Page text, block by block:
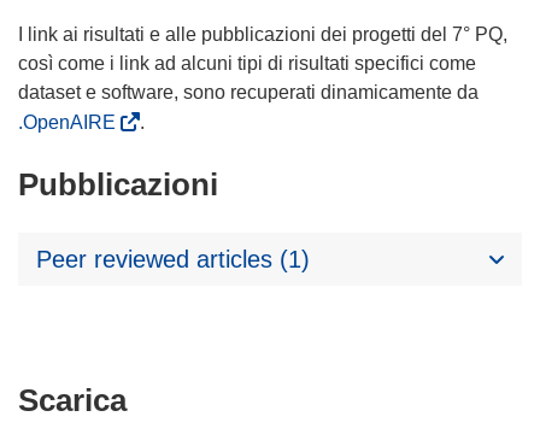
I link ai risultati e alle pubblicazioni dei progetti del 7° PQ,
così come i link ad alcuni tipi di risultati specifici come
dataset e software, sono recuperati dinamicamente da
.OpenAIRE
.
Pubblicazioni
Peer reviewed articles (1)
ScaricaScarica